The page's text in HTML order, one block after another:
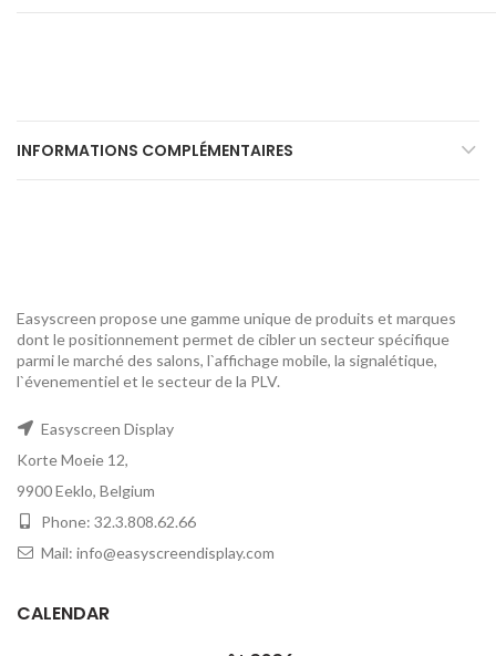
INFORMATIONS COMPLÉMENTAIRES
Easyscreen propose une gamme unique de produits et marques
dont le positionnement permet de cibler un secteur spécifique
parmi le marché des salons, l`affichage mobile, la signalétique,
l`évenementiel et le secteur de la PLV.
Easyscreen Display
Korte Moeie 12,
9900 Eeklo, Belgium
Phone: 32.3.808.62.66
Mail: info@easyscreendisplay.com
CALENDAR